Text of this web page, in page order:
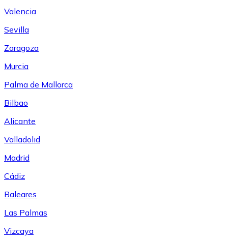
Valencia
Sevilla
Zaragoza
Murcia
Palma de Mallorca
Bilbao
Alicante
Valladolid
Madrid
Cádiz
Baleares
Las Palmas
Vizcaya